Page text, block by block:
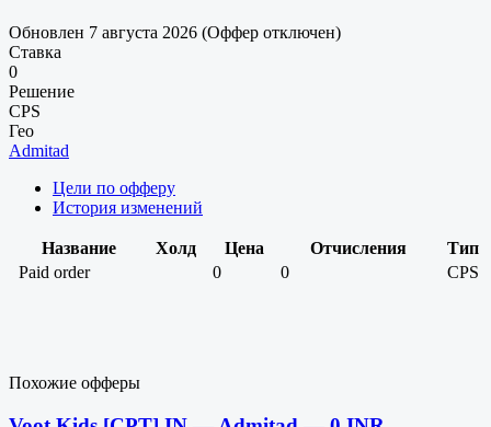
Обновлен 7 августа 2026 (Оффер отключен)
Ставка
0
Решение
CPS
Гео
Admitad
Цели по офферу
История изменений
Название Холд Цена Отчисления
Тип
Paid order
0 0 CPS
Похожие офферы